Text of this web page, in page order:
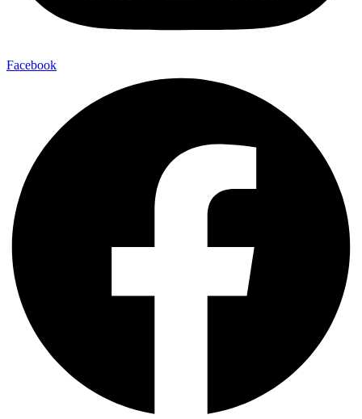
Facebook